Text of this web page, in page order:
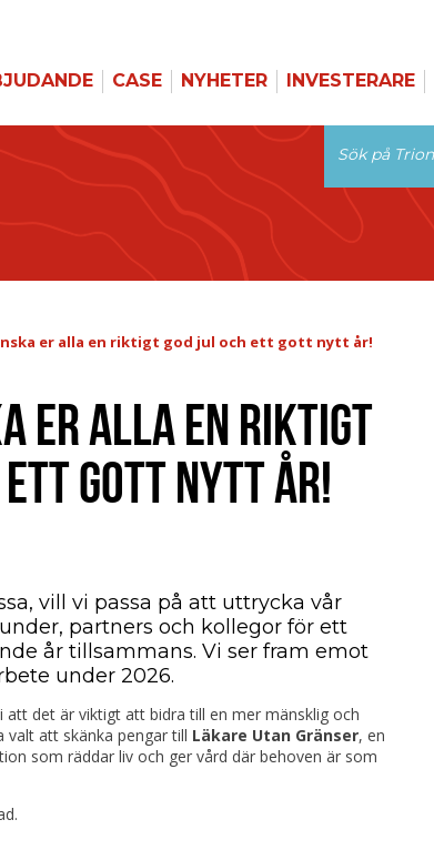
CASE NYHETER INVESTERARE
er alla en riktigt god jul och ett gott nytt år!
ER ALLA EN RIKTIGT
GOTT NYTT ÅR!
vill vi passa på att uttrycka vår
partners och kollegor för ett
år tillsammans. Vi ser fram emot
under 2026.
att det är viktigt att bidra till en mer mänsklig och
valt att skänka pengar till Läkare Utan Gränser, en
som räddar liv och ger vård där behoven är som